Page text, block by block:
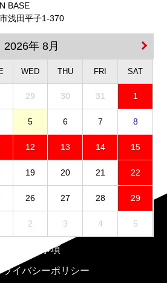
BASE
浅田平子1-370
2026年 8月
WED THU FRI SAT
29 30 31 1
5 6 7 8
12 13 14 15
19 20 21 22
26 27 28 29
2 3 4 5
免責事項
ライバシーポリシー